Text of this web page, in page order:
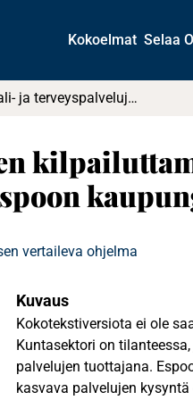
Kokoelmat Selaa
Sosiaali- ja terveyspalvelujen kilpailuttaminen: kokemuksia kilpailuttamisprosessista Espoon kaupungissa
vertaileva ohjelma
Kuvaus
Kokotekstiversiota ei ole
Kuntasektori on
palvelujen tuottajana.
kasvava palvelujen